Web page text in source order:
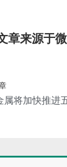
章来源于